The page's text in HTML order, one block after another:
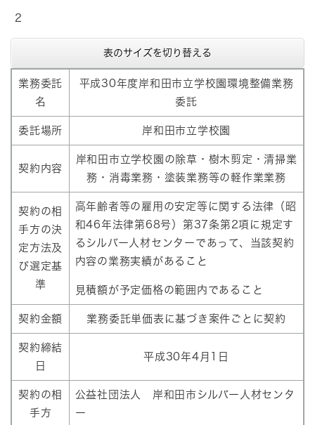
2
表のサイズを切り替える
業務委託
名
平成30年度岸和田市立学校園環境整備業務
委託
委託場所 岸和田市立学校園
契約内容
岸和田市立学校園の除草・樹木剪定・清掃業
務・消毒業務・塗装業務等の軽作業業務
契約の相
手方の決
定方法及
び選定基
準
高年齢者等の雇用の安定等に関する法律（昭
和46年法律第68号）第37条第2項に規定す
るシルバー人材センターであって、当該契約
内容の業務実績があること
見積額が予定価格の範囲内であること
契約金額 業務委託単価表に基づき案件ごとに契約
契約締結
日
平成30年4月1日
契約の相
手方
公益社団法人 岸和田市シルバー人材センタ
ー